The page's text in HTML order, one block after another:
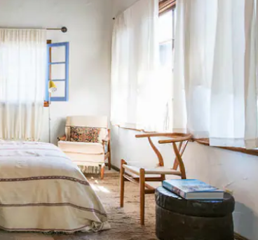
eller utforska genom att trycka eller svepa.